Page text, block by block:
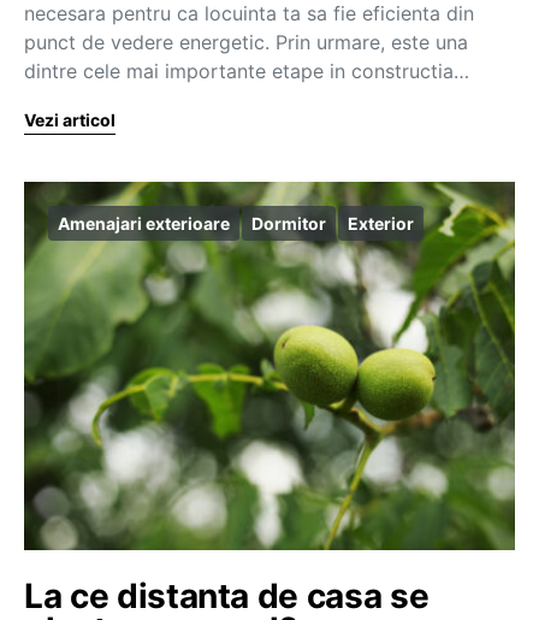
necesara pentru ca locuinta ta sa fie eficienta din
punct de vedere energetic. Prin urmare, este una
dintre cele mai importante etape in constructia…
Vezi articol
Amenajari exterioare Dormitor Exterior
La ce distanta de casa se